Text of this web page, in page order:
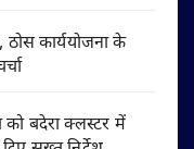
ठोस कार्ययोजना के
को बदेरा क्लस्टर में